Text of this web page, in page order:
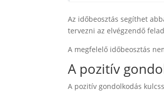
Az időbeosztás segíthet
tervezni az elvégzendő
A megfelelő időbeosztás
A pozitív
A pozitív gondolkodás